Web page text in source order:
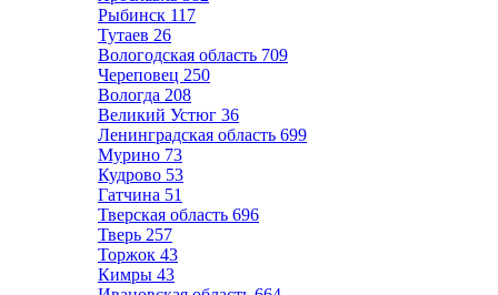
Рыбинск 117
Тутаев 26
Вологодская область 709
Череповец 250
Вологда 208
Великий Устюг 36
Ленинградская область 699
Мурино 73
Кудрово 53
Гатчина 51
Тверская область 696
Тверь 257
Торжок 43
Кимры 43